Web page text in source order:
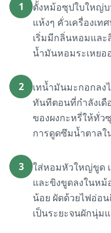
1
ตั้งหม้อซุปใบใหญ่บ
แห้งๆ คั่วเครื่องเ
เริ่มมีกลิ่นหอมและ
น้ำมันหอมระเหย
2
เทน้ำมันมะกอกลง
ทันทีตอนที่กำลังเดื
ของผงกะหรี่ให้ทั่ว
การดูดซึมน้ำตาลใ
3
ใส่หอมหัวใหญ่ขูด
และขิงขูดลงในหม้
น้อย ผัดด้วยไฟอ่อ
เป็นระยะจนผักนุ่ม